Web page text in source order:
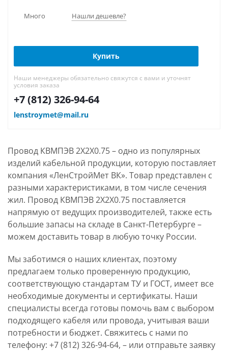
Много Нашли дешевле?
Купить
Наши менеджеры обязательно свяжутся с вами и уточнят
условия заказа
+7 (812) 326-94-64
lenstroymet@mail.ru
Провод КВМПЭВ 2Х2Х0.75 – одно из популярных
изделий кабельной продукции, которую поставляет
компания «ЛенСтройМет ВК». Товар представлен с
разными характеристиками, в том числе сечения
жил. Провод КВМПЭВ 2Х2Х0.75 поставляется
напрямую от ведущих производителей, также есть
большие запасы на складе в Санкт-Петербурге –
можем доставить товар в любую точку России.
Мы заботимся о наших клиентах, поэтому
предлагаем только проверенную продукцию,
соответствующую стандартам ТУ и ГОСТ, имеет все
необходимые документы и сертификаты. Наши
специалисты всегда готовы помочь вам с выбором
подходящего кабеля или провода, учитывая ваши
потребности и бюджет. Свяжитесь с нами по
телефону: +7 (812) 326-94-64, – или отправьте заявку